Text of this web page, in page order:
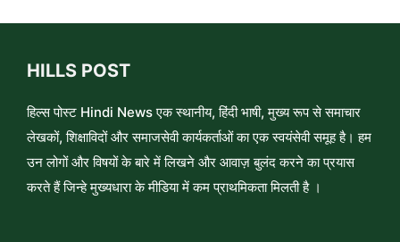
HILLS POST
हिल्स पोस्ट Hindi News एक स्थानीय, हिंदी भाषी, मुख्य रूप से समाचार
लेखकों, शिक्षाविदों और समाजसेवी कार्यकर्ताओं का एक स्वयंसेवी समूह है। हम
उन लोगों और विषयों के बारे में लिखने और आवाज़ बुलंद करने का प्रयास
करते हैं जिन्हे मुख्यधारा के मीडिया में कम प्राथमिकता मिलती है ।